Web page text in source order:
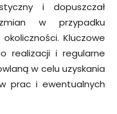
i dopuszczał
w przypadku
Kluczowe
realizacji i regularne
w celu uzyskania
prac i ewentualnych